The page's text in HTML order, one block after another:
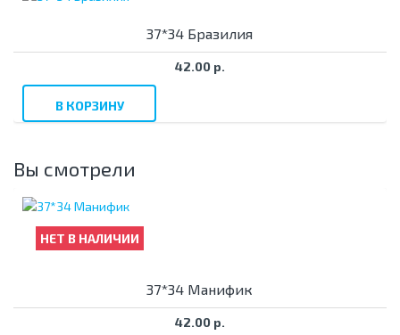
37*34 Бразилия
42.00 р.
В КОРЗИНУ
Вы смотрели
НЕТ В НАЛИЧИИ
37*34 Манифик
42.00 р.